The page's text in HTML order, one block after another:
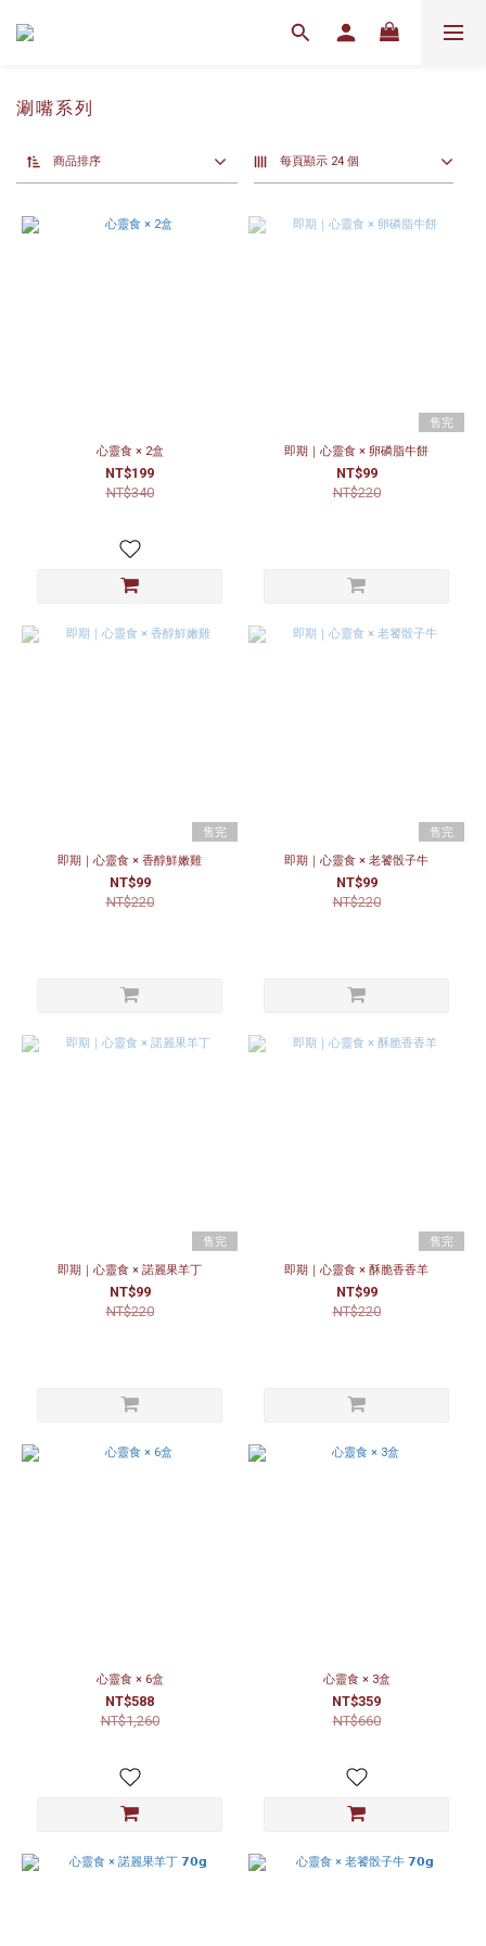
涮嘴系列
商品排序 每頁顯示 24 個
心靈食 × 2盒
NT$199
NT$340
售完
即期｜心靈食 × 卵磷脂牛餅
NT$99
NT$220
售完
即期｜心靈食 × 香醇鮮嫩雞
NT$99
NT$220
售完
即期｜心靈食 × 老饕骰子牛
NT$99
NT$220
售完
即期｜心靈食 × 諾麗果羊丁
NT$99
NT$220
售完
即期｜心靈食 × 酥脆香香羊
NT$99
NT$220
心靈食 × 6盒
NT$588
NT$1,260
心靈食 × 3盒
NT$359
NT$660